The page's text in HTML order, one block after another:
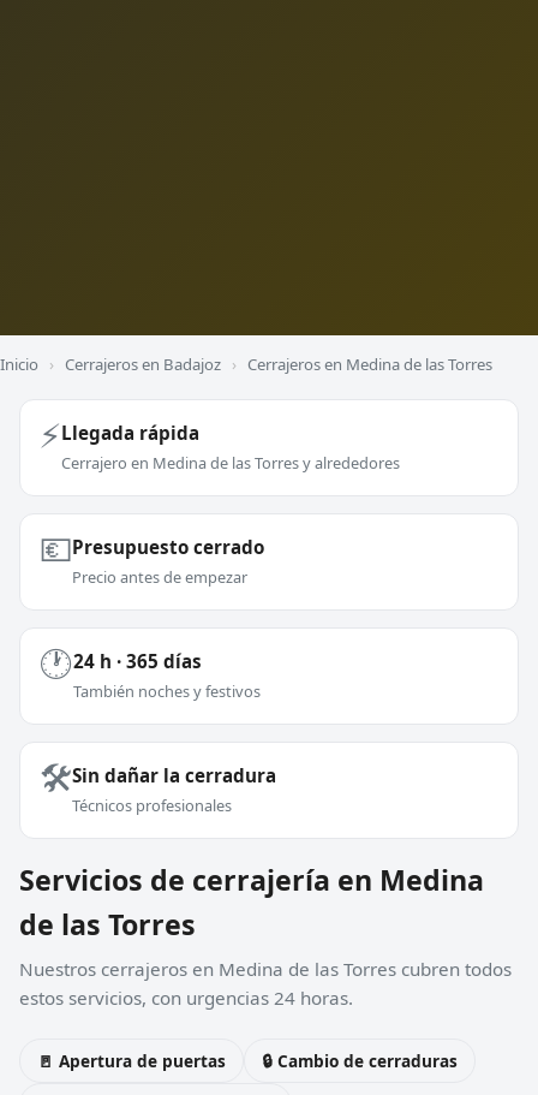
Inicio › Cerrajeros en Badajoz › Cerrajeros en Medina de las Torres
⚡Llegada rápida
Cerrajero en Medina de las Torres y alrededores
💶Presupuesto cerrado
Precio antes de empezar
🕐24 h · 365 días
También noches y festivos
🛠️Sin dañar la cerradura
Técnicos profesionales
Servicios de cerrajería en Medina
de las Torres
Nuestros cerrajeros en Medina de las Torres cubren todos
estos servicios, con urgencias 24 horas.
🚪 Apertura de puertas
🔒 Cambio de cerraduras